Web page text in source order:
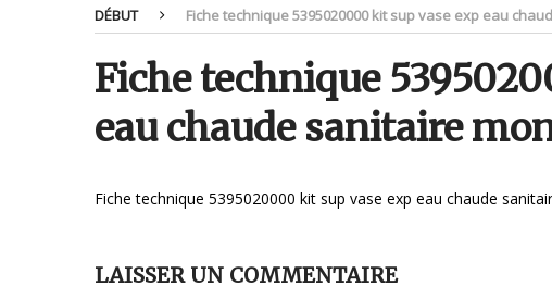
DÉBUT Fiche technique 5395020000 kit sup vase exp eau
Fiche technique
eau chaude sanitaire
Fiche technique 5395020000 kit sup vase exp eau chaude
LAISSER UN COMMENTAIRE